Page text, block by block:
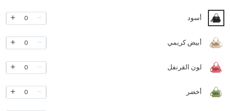
أسود 0
أبيض كريمي 0
لون القرنفل 0
أخضر 0